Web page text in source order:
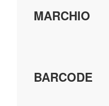
MARCHIO
BARCODE